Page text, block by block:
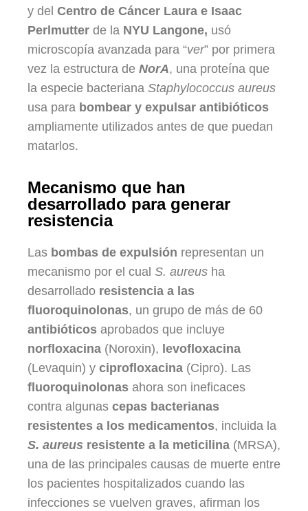
y del Centro de Cáncer Laura e Isaac
Perlmutter de la NYU Langone, usó
microscopía avanzada para “ver” por primera
vez la estructura de NorA, una proteína que
la especie bacteriana Staphylococcus aureus
usa para bombear y expulsar antibióticos
ampliamente utilizados antes de que puedan
matarlos.
Mecanismo que han
desarrollado para generar
resistencia
Las bombas de expulsión representan un
mecanismo por el cual S. aureus ha
desarrollado resistencia a las
fluoroquinolonas, un grupo de más de 60
antibióticos aprobados que incluye
norfloxacina (Noroxin), levofloxacina
(Levaquin) y ciprofloxacina (Cipro). Las
fluoroquinolonas ahora son ineficaces
contra algunas cepas bacterianas
resistentes a los medicamentos, incluida la
S. aureus resistente a la meticilina (MRSA),
una de las principales causas de muerte entre
los pacientes hospitalizados cuando las
infecciones se vuelven graves, afirman los